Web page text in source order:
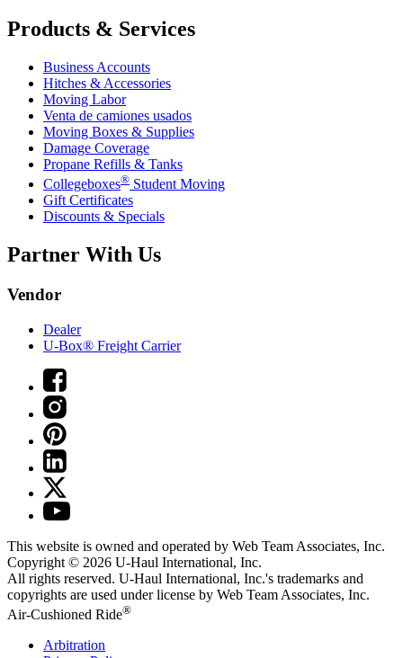
Products & Services
Business Accounts
Hitches & Accessories
Moving Labor
Venta de camiones usados
Moving Boxes & Supplies
Damage Coverage
Propane Refills & Tanks
Collegeboxes® Student Moving
Gift Certificates
Discounts & Specials
Partner With Us
Vendor
Dealer
U-Box® Freight Carrier
This website is owned and operated by Web Team Associates, Inc.
Copyright © 2026 U-Haul International, Inc.
All rights reserved. U-Haul International, Inc.'s trademarks and
copyrights are used under license by Web Team Associates, Inc.
Air-Cushioned Ride®
Arbitration